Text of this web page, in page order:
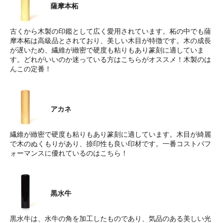
薩摩本柘
古くから木製の印鑑として広く愛用されています。柘の中でも薩
摩本柘は高級品とされており、美しい木目が特徴です。木の成長
が遅いため、繊維が緻密で硬度も粘りもあり篆刻に適していま
す。どれがいいのか迷っている方はこちらがオススメ！木製のは
んこの定番！
アカネ
繊維が緻密で硬度も粘りもあり篆刻に適しています。木目が綺麗
で木のぬくもりがあり、捺印性も良い印材です。一番コストパフ
ォーマンスに優れているのはこちら！
黒水牛
黒水牛は、水牛の角を加工したものであり、気品のある美しい光